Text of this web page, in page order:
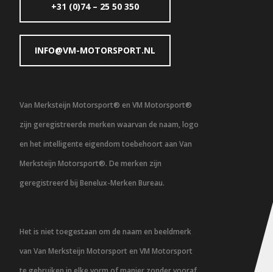
+31 (0)74 – 25 50 350
INFO@VM-MOTORSPORT.NL
Van Merksteijn Motorsport® en VM Motorsport®
zijn geregistreerde merken waarvan de naam, logo
en het intelligente eigendom toebehoort aan Van
Merksteijn Motorsport®. De merken zijn
geregistreerd bij Benelux-Merken Bureau.
Het is niet toegestaan om de naam en beeldmerk
van Van Merksteijn Motorsport en VM Motorsport